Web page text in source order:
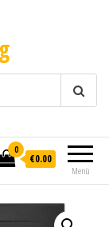
Menü
0
€0.00